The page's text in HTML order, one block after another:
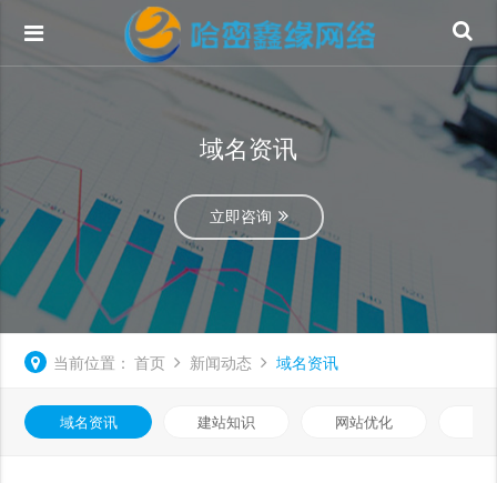
域名资讯
立即咨询
当前位置： 首页 新闻动态 域名资讯
域名资讯 建站知识 网站优化